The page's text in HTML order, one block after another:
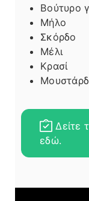
Βούτυρο
Μήλο
Σκόρδο
Μέλι
Κρασί
Δείτε
εδώ.